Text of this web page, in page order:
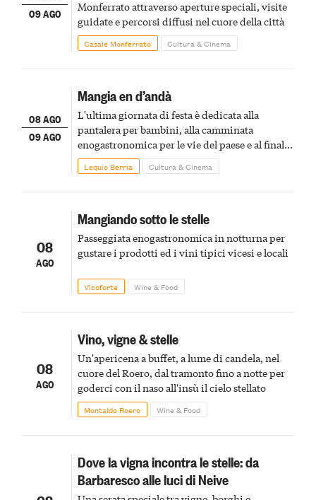
09 AGO
Monferrato attraverso aperture speciali, visite
guidate e percorsi diffusi nel cuore della città
Casale Monferrato Cultura & Cinema
08 AGO
09 AGO
Mangia en d’andà
L'ultima giornata di festa è dedicata alla
pantalera per bambini, alla camminata
enogastronomica per le vie del paese e al finale
pirotecnico
Lequio Berria Cultura & Cinema
08
AGO
Mangiando sotto le stelle
Passeggiata enogastronomica in notturna per
gustare i prodotti ed i vini tipici vicesi e locali
Vicoforte Wine & Food
08
AGO
Vino, vigne & stelle
Un'apericena a buffet, a lume di candela, nel
cuore del Roero, dal tramonto fino a notte per
goderci con il naso all'insù il cielo stellato
Montaldo Roero Wine & Food
Dove la vigna incontra le stelle: da
Barbaresco alle luci di Neive